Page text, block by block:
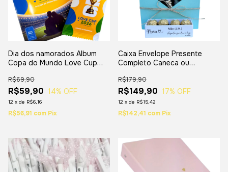
Dia dos namorados Album
Copa do Mundo Love Cup
R$59,90
R$69,90
14% OFF
12 x de R$6,16
R$56,91 com Pix
Caixa Envelope Presente
Completo Caneca ou
R$149,90
R$179,90
17% OFF
12 x de R$15,42
R$142,41 com Pix